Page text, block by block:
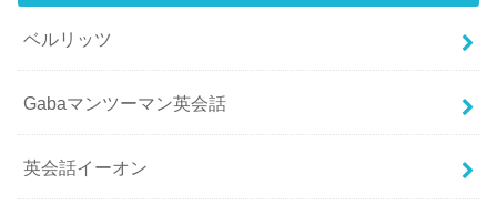
ベルリッツ
Gabaマンツーマン英会話
英会話イーオン